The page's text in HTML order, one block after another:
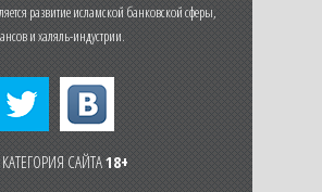
развитие исламской банковской сферы,
и халяль-индустрии.
САЙТА18+